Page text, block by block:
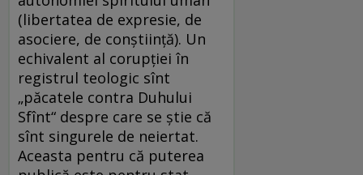
(libertatea de expresie, de
asociere, de conștiință). Un
echivalent al corupției în
registrul teologic sînt
„păcatele contra Duhului
Sfînt“ despre care se știe că
sînt singurele de neiertat.
Aceasta pentru că puterea